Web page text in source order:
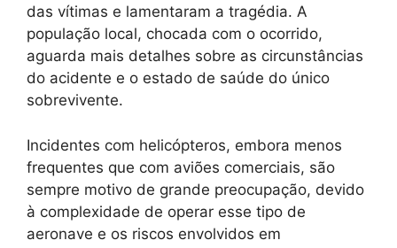
das vítimas e lamentaram a tragédia. A
população local, chocada com o ocorrido,
aguarda mais detalhes sobre as circunstâncias
do acidente e o estado de saúde do único
sobrevivente.
Incidentes com helicópteros, embora menos
frequentes que com aviões comerciais, são
sempre motivo de grande preocupação, devido
à complexidade de operar esse tipo de
aeronave e os riscos envolvidos em